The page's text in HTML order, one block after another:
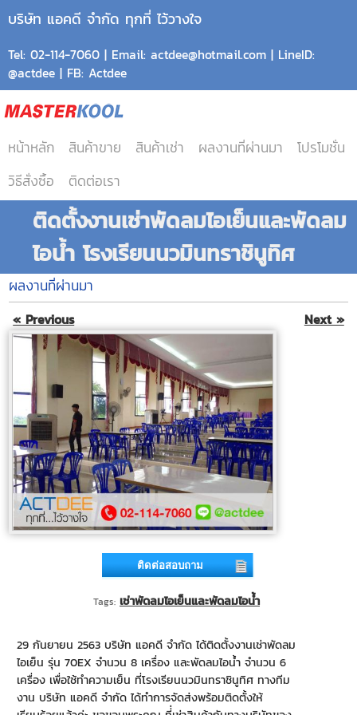
บริษัท แอคดี จำกัด ทุกที่ ไว้วางใจ
Tel: 02-114-7060 | Email: actdee@hotmail.com | LineID:
@actdee | FB: Actdee
หน้าหลัก สินค้าขาย สินค้าเช่า ผลงานที่ผ่านมา
โปรโมชั่น
วิธีสั่งซื้อ
ติดต่อเรา
ติดตั้งงานเช่าพัดลมไอเย็นและพัดลม
ไอน้ำ โรงเรียนนวมินทราชินูทิศ
ผลงานที่ผ่านมา
« Previous Next »
Tags: เช่าพัดลมไอเย็นและพัดลมไอน้ำ
29 กันยายน 2563 บริษัท แอคดี จำกัด ได้ติดตั้งงานเช่าพัดลม
ไอเย็น รุ่น 70EX จำนวน 8 เครื่อง และพัดลมไอน้ำ จำนวน 6
เครื่อง เพื่อใช้ทำความเย็น ที่โรงเรียนนวมินทราชินูทิศ ทางทีม
งาน บริษัท แอคดี จำกัด ได้ทำการจัดส่งพร้อมติดตั้งให้